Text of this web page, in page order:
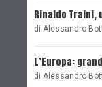
Rinaldo Traini,
di Alessandro
L’Europa:
di Alessandro